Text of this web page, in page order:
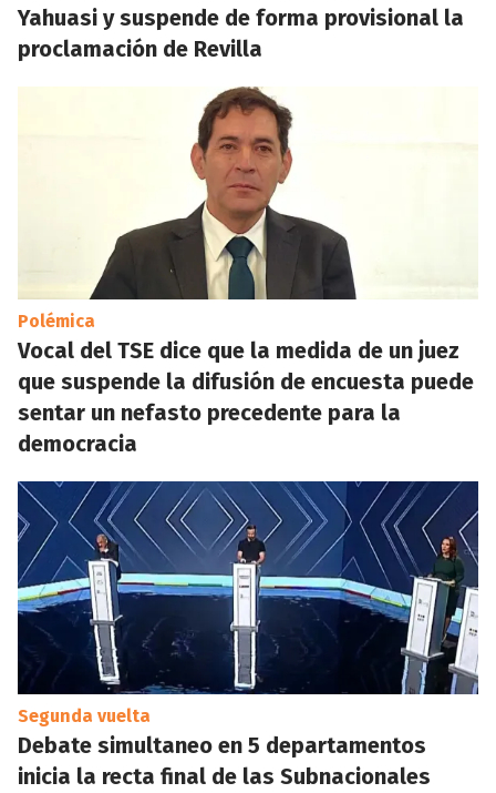
Yahuasi y suspende de forma provisional la
proclamación de Revilla
Polémica
Vocal del TSE dice que la medida de un juez
que suspende la difusión de encuesta puede
sentar un nefasto precedente para la
democracia
Segunda vuelta
Debate simultaneo en 5 departamentos
inicia la recta final de las Subnacionales